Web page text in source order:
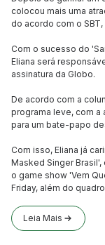
colocou mais uma
do acordo com o
Com o sucesso do
Eliana será
assinatura da Globo.
De acordo com a
programa leve, com
para um bate-papo
Com isso, Eliana já
Masked Singer
o game show 'Vem
Friday, além do
Leia Mais